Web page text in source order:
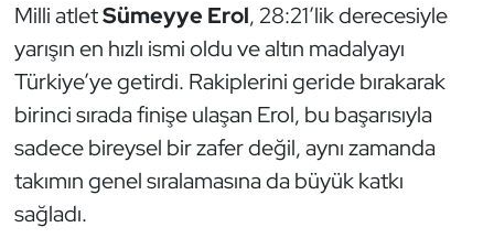
Milli atletSümeyye Erol, 28:21’lik derecesiyle
yarışın en hızlı ismi oldu ve altın madalyayı
Türkiye’ye getirdi. Rakiplerini geride bırakarak
birinci sırada finişe ulaşan Erol, bu başarısıyla
sadece bireysel bir zafer değil, aynı zamanda
takımın genel sıralamasına da büyük katkı
sağladı.
Hentbol
İşitme Engelli Sporcular
Judo ve Kuraş
Kano ve Rafting